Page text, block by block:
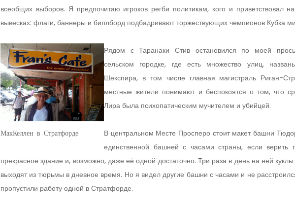
всеобщих выборов. Я предпочитаю игроков регби политикам, кого и приветствовал
вывесках: флаги, баннеры и биллборд подбадривают торжествующих чемпионов Кубка
МакКеллен в Стратфорде
Рядом с Таранаки Стив остановился по моей
сельском городке, где есть множество улиц,
Шекспира, в том числе главная магистраль Риган-
местные жители понимают и беспокоятся о том, что
Лира была психопатическим мучителем и убийцей.
В центральном Месте Просперо стоит макет башни
единственной башней с часами страны, если верить
прекрасное здание и, возможно, даже её одной достаточно. Три раза в день на ней
выходят из тюрьмы в дневное время. Но я видел другие башни с часами и не
пропустили работу одной в Стратфорде.